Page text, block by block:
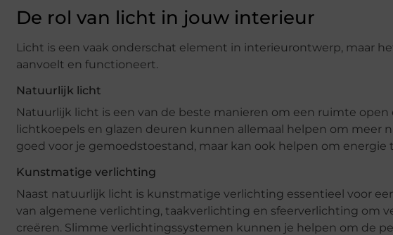
De rol van licht in jouw interieur
Licht is een vaak onderschat element in interieurontwerp, maar
aanvoelt en functioneert.
Natuurlijk licht
Natuurlijk licht is een van de beste manieren om een ruimte
lichtkoepels en glazen deuren kunnen allemaal helpen om meer
goed voor je gemoedstoestand, maar kan ook helpen om energie
Kunstmatige verlichting
Naast natuurlijk licht is kunstmatige verlichting essentieel voor
van algemene verlichting, taakverlichting en sfeerverlichting om
creëren. Slimme verlichtingssystemen kunnen je helpen om de